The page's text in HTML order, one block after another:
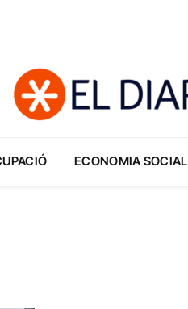
ECONOMIA SOCIAL